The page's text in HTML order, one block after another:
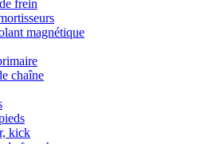
frein
magnétique
chaîne
kick